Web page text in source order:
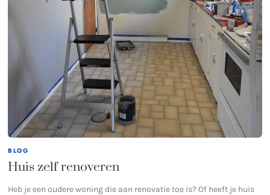
BLOG
Huis zelf renoveren
Heb je een oudere woning die aan renovatie toe is? Of heeft je huis